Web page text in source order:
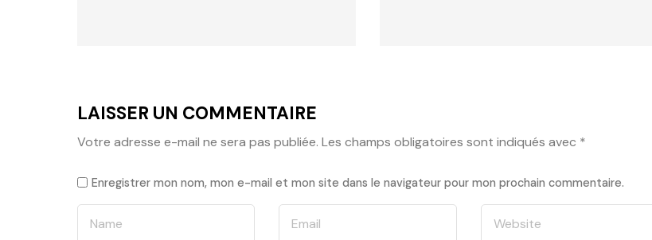
LAISSER UN COMMENTAIRE
Votre adresse e-mail ne sera pas publiée. Les champs obligatoires sont indiqués avec *
Enregistrer mon nom, mon e-mail et mon site dans le navigateur pour mon prochain commentaire.